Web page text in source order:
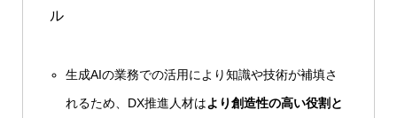
ル
生成AIの業務での活用により知識や技術が補填さ
れるため、DX推進人材はより創造性の高い役割と